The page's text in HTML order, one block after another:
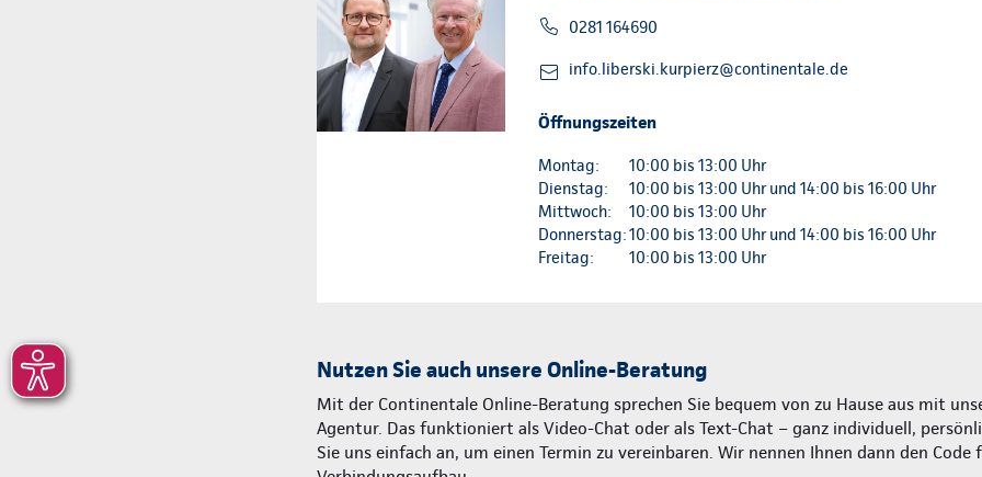
0281 164690
info.liberski.kurpierz@continentale.de
Öffnungszeiten
Montag:
10:00 bis 13:00 Uhr
Dienstag:
10:00 bis 13:00 Uhr und 14:00 bis 16:00 Uhr
Mittwoch:
10:00 bis 13:00 Uhr
Donnerstag:10:00 bis 13:00 Uhr und 14:00 bis 16:00 Uhr
Freitag:
10:00 bis 13:00 Uhr
Nutzen Sie auch unsere Online-Beratung
Mit der Continentale Online-Beratung sprechen Sie bequem von zu Hause aus mit
Agentur. Das funktioniert als Video-Chat oder als Text-Chat – ganz individuell,
Sie uns einfach an, um einen Termin zu vereinbaren. Wir nennen Ihnen dann den Code